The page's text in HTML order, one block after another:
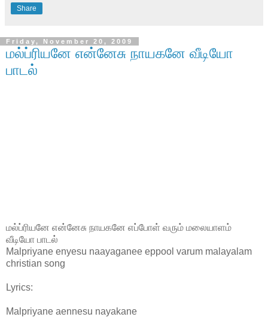
Share
Friday, November 20, 2009
மல்ப்ரியனே என்னேசு நாயகனே வீடியோ
பாடல்
மல்ப்ரியனே என்னேசு நாயகனே எப்போள் வரும் மலையாளம்
வீடியோ பாடல்
Malpriyane enyesu naayaganee eppool varum malayalam
christian song
Lyrics:
Malpriyane aennesu nayakane